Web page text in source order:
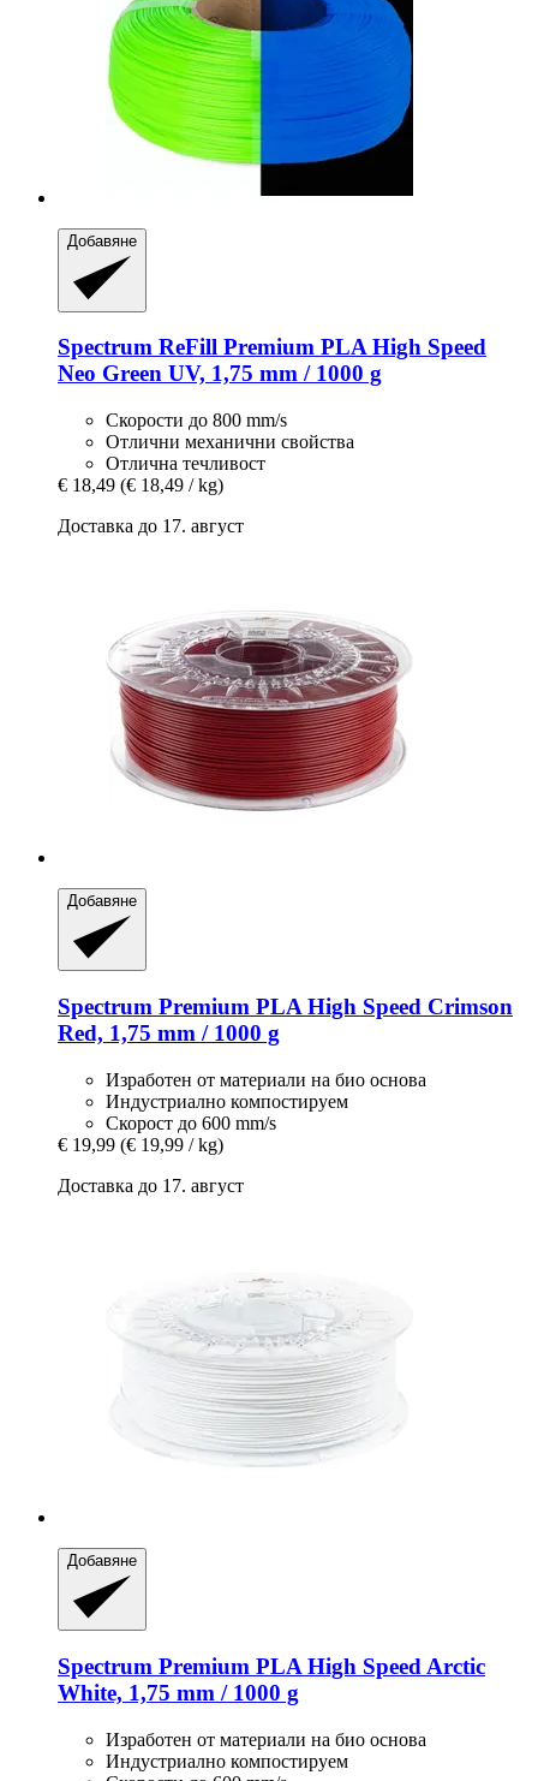
Добавяне
Spectrum ReFill Premium PLA High Speed
Neo Green UV, 1,75 mm / 1000 g
Скорости до 800 mm/s
Отлични механични свойства
Отлична течливост
€ 18,49 (€ 18,49 / kg)
Доставка до 17. август
Добавяне
Spectrum Premium PLA High Speed Crimson
Red, 1,75 mm / 1000 g
Изработен от материали на био основа
Индустриално компостируем
Скорост до 600 mm/s
€ 19,99 (€ 19,99 / kg)
Доставка до 17. август
Добавяне
Spectrum Premium PLA High Speed Arctic
White, 1,75 mm / 1000 g
Изработен от материали на био основа
Индустриално компостируем